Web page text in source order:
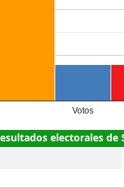
Votos
electorales de